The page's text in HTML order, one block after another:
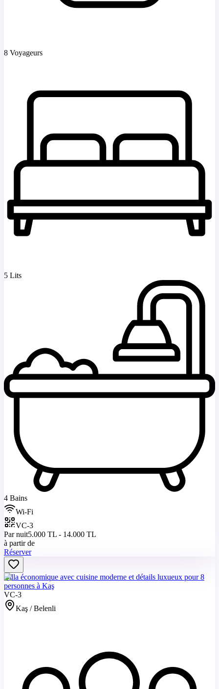
8 Voyageurs
5 Lits
4 Bains
Wi-Fi
VC-3
Par nuit5.000 TL - 14.000 TL
à partir de
Réserver
Villa économique avec cuisine moderne et détails luxueux pour 8
personnes à Kaş
VC-3
Kaş / Belenli